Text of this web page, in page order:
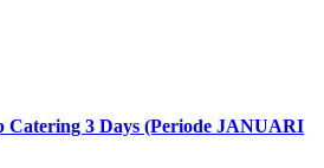
Catering 3 Days (Periode JANUARI